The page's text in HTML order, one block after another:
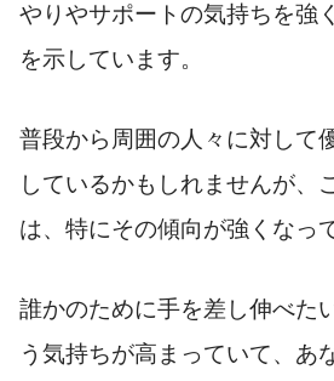
やりやサポートの気持ちを強
を示しています。
普段から周囲の人々に対して
しているかもしれませんが、
は、特にその傾向が強くなっ
誰かのために手を差し伸べた
う気持ちが高まっていて、あ